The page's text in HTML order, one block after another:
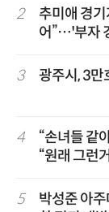
2
추미애 경
어”…'부자
3 광주시, 3만
4
“손녀들 같
“원래 그런
5
박성준 아